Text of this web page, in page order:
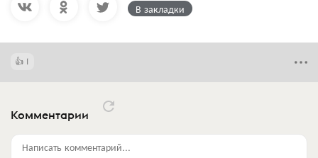
В закладки
1
Комментарии
Написать комментарий...